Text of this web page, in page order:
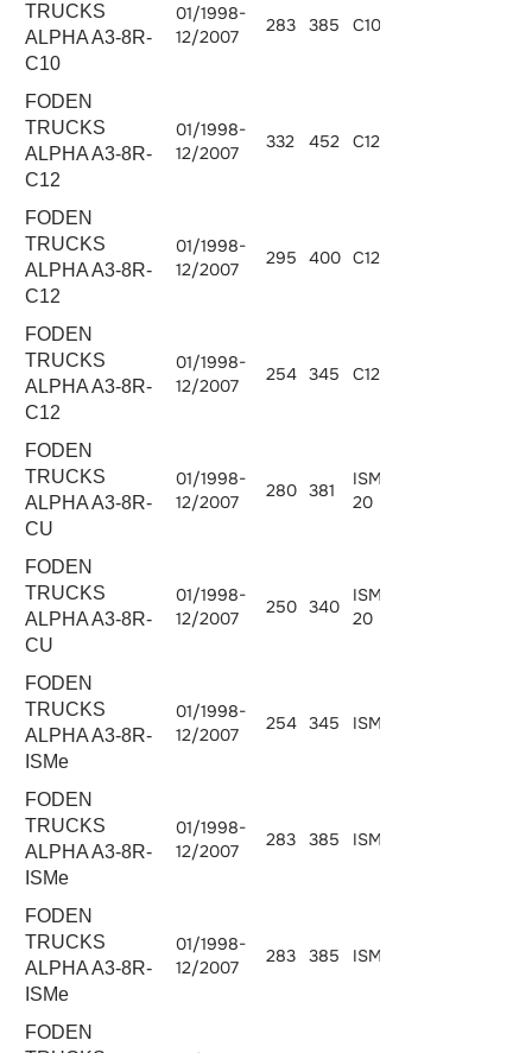
TRUCKS
ALPHA A3-8R-
C10
01/1998-
12/2007
283 385 C10.380
FODEN
TRUCKS
ALPHA A3-8R-
C12
01/1998-
12/2007
332 452 C12.450
FODEN
TRUCKS
ALPHA A3-8R-
C12
01/1998-
12/2007
295 400 C12.400
FODEN
TRUCKS
ALPHA A3-8R-
C12
01/1998-
12/2007
254 345 C12.345
FODEN
TRUCKS
ALPHA A3-8R-
CU
01/1998-
12/2007
280 381
ISM380E-
20
FODEN
TRUCKS
ALPHA A3-8R-
CU
01/1998-
12/2007
250 340
ISM340E-
20
FODEN
TRUCKS
ALPHA A3-8R-
ISMe
01/1998-
12/2007
254 345 ISMe 345
FODEN
TRUCKS
ALPHA A3-8R-
ISMe
01/1998-
12/2007
283 385 ISMe 385
FODEN
TRUCKS
ALPHA A3-8R-
ISMe
01/1998-
12/2007
283 385 ISMe 385
FODEN